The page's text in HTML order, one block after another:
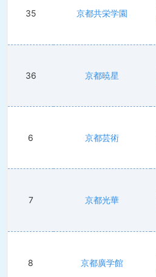
35 京都共栄学園
36 京都暁星
6 京都芸術
7 京都光華
8 京都廣学館